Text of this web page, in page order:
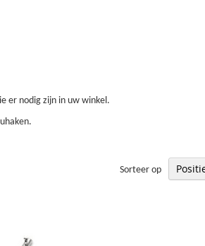
er nodig zijn in uw winkel.
Sorteer op